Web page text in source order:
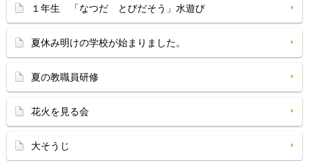
１年生 「なつだ とびだそう」水遊び
夏休み明けの学校が始まりました。
夏の教職員研修
花火を見る会
大そうじ